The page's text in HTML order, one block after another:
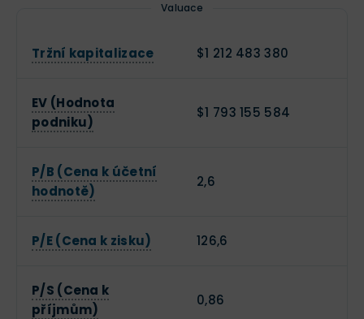
Valuace
Tržní kapitalizace $1 212 483 380
EV (Hodnota
podniku)
$1 793 155 584
P/B (Cena k účetní
hodnotě)
2,6
P/E (Cena k zisku) 126,6
P/S (Cena k
příjmům)
0,86